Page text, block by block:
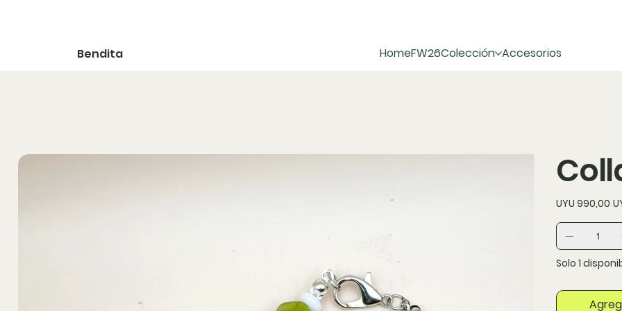
Bendita HomeFW26Colección Accesorios
Precio
original
UYU 990,00 de
Solo 1